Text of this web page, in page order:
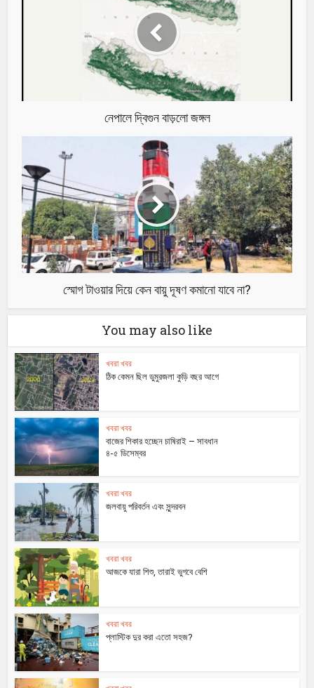
নেপালে দ্বিগুন বাড়লো জঙ্গল
স্মোগ টাওয়ার দিয়ে কেন বায়ু দূষণ কমানো যাবে না?
You may also like
খবরা খবর
ঠিক কেমন ছিল ডুমুরজলা কুড়ি বছর আগে
খবরা খবর
বাজের শিকার হচ্ছেন চাষিরাই – সাবধান
৪-৫ ডিসেম্বর
খবরা খবর
জলবায়ু পরিবর্তন এবং সুন্দরবন
খবরা খবর
আজকে যারা শিশু, তারাই ভুগবে বেশি
খবরা খবর
প্লাস্টিক দুর করা এতো সহজ?